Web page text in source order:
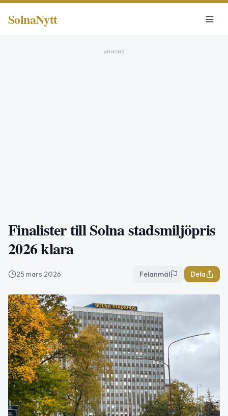
SolnaNytt
ANNONS
Finalister till Solna stadsmiljöpris
2026 klara
25 mars 2026 Felanmäl Dela